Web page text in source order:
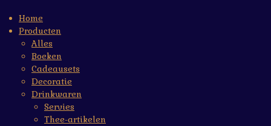
Home
Producten
Alles
Boeken
Cadeausets
Decoratie
Drinkwaren
Servies
Thee-artikelen